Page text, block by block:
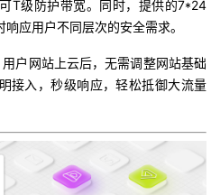
T级防护带宽。同时，提供的7*24
应用户不同层次的安全需求。
户网站上云后，无需调整网站基础
接入，秒级响应，轻松抵御大流量